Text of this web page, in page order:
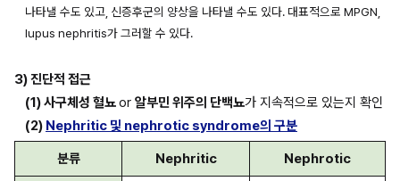
나타낼 수도 있고, 신증후군의 양상을 나타낼 수도 있다. 대표적으로 MPGN,
lupus nephritis가 그러할 수 있다.
3) 진단적 접근
(1) 사구체성 혈뇨 or 알부민 위주의 단백뇨가 지속적으로 있는지 확인
(2) Nephritic 및 nephrotic syndrome의 구분
분류 Nephritic Nephrotic